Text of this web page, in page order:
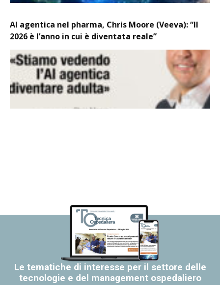
AI agentica nel pharma, Chris Moore (Veeva): “Il
2026 è l’anno in cui è diventata reale”
Le tematiche di interesse per il settore delle
tecnologie e del management ospedaliero